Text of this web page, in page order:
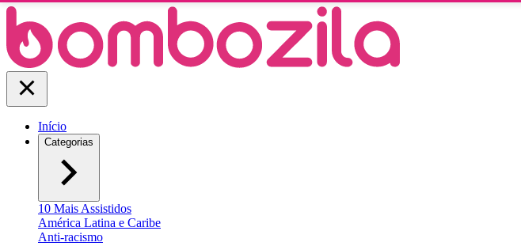
Início
Categorias
10 Mais Assistidos
América Latina e Caribe
Anti-racismo